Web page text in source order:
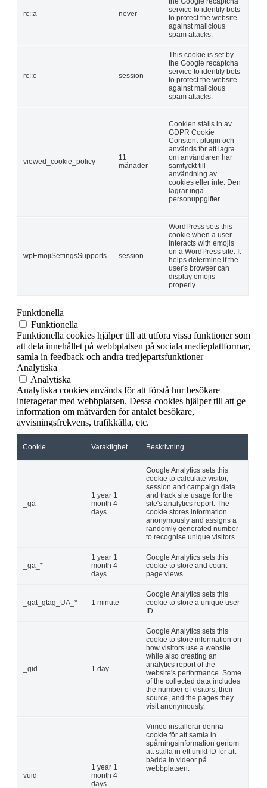
rc::a never
service to identify bots
to protect the website
against malicious
spam attacks.
rc::c session
This cookie is set by
the Google recaptcha
service to identify bots
to protect the website
against malicious
spam attacks.
viewed_cookie_policy
11
månader
Cookien ställs in av
GDPR Cookie
Constent-plugin och
används för att lagra
om användaren har
samtyckt till
användning av
cookies eller inte. Den
lagrar inga
personuppgifter.
wpEmojiSettingsSupports session
WordPress sets this
cookie when a user
interacts with emojis
on a WordPress site. It
helps determine if the
user's browser can
display emojis
properly.
Funktionella
Funktionella
Funktionella cookies hjälper till att utföra vissa funktioner som
att dela innehållet på webbplatsen på sociala medieplattformar,
samla in feedback och andra tredjepartsfunktioner
Analytiska
Analytiska
Analytiska cookies används för att förstå hur besökare
interagerar med webbplatsen. Dessa cookies hjälper till att ge
information om mätvärden för antalet besökare,
avvisningsfrekvens, trafikkälla, etc.
Cookie Varaktighet Beskrivning
_ga
1 year 1
month 4
days
Google Analytics sets this
cookie to calculate visitor,
session and campaign data
and track site usage for the
site's analytics report. The
cookie stores information
anonymously and assigns a
randomly generated number
to recognise unique visitors.
_ga_*
1 year 1
month 4
days
Google Analytics sets this
cookie to store and count
page views.
_gat_gtag_UA_* 1 minute
Google Analytics sets this
cookie to store a unique user
ID.
_gid 1 day
Google Analytics sets this
cookie to store information on
how visitors use a website
while also creating an
analytics report of the
website's performance. Some
of the collected data includes
the number of visitors, their
source, and the pages they
visit anonymously.
vuid
1 year 1
month 4
days
Vimeo installerar denna
cookie för att samla in
spårningsinformation genom
att ställa in ett unikt ID för att
bädda in videor på
webbplatsen.